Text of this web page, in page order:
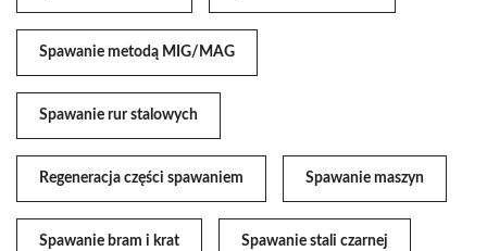
Spawanie metodą MIG/MAG
Spawanie rur stalowych
Regeneracja części spawaniem Spawanie maszyn
Spawanie bram i krat Spawanie stali czarnej